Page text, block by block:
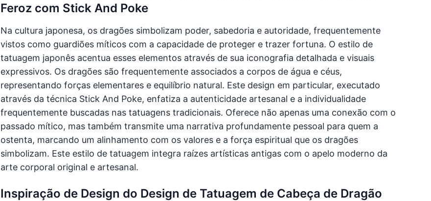
Feroz com Stick And Poke
Na cultura japonesa, os dragões simbolizam poder, sabedoria e autoridade, frequentemente
vistos como guardiões míticos com a capacidade de proteger e trazer fortuna. O estilo de
tatuagem japonês acentua esses elementos através de sua iconografia detalhada e visuais
expressivos. Os dragões são frequentemente associados a corpos de água e céus,
representando forças elementares e equilíbrio natural. Este design em particular, executado
através da técnica Stick And Poke, enfatiza a autenticidade artesanal e a individualidade
frequentemente buscadas nas tatuagens tradicionais. Oferece não apenas uma conexão com o
passado mítico, mas também transmite uma narrativa profundamente pessoal para quem a
ostenta, marcando um alinhamento com os valores e a força espiritual que os dragões
simbolizam. Este estilo de tatuagem integra raízes artísticas antigas com o apelo moderno da
arte corporal original e artesanal.
Inspiração de Design do Design de Tatuagem de Cabeça de Dragão